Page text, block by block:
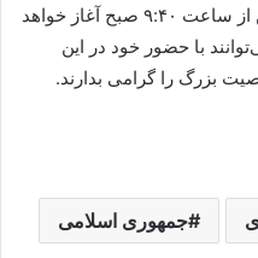
این مراسم روز پنجشنبه ۲۰ فروردین از ساعت ۹:۴۰ صبح آغاز خواهد
با حضور خود در این
بزرگ را گرامی بدارند.
جمهوری اسلامی